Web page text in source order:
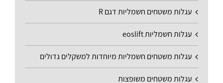
עגלות משטחים חשמליות דגם R
עגלות חשמליות eoslift
עגלות משטחים חשמליות מיוחדות למשקלים גדולים
עגלות משטחים משופצות